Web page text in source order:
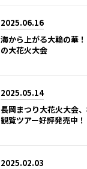
2025.06.16
海から上がる大輪の華
の大花火大会
2025.05.14
長岡まつり大花火大会
観覧ツアー好評発売中！
2025.02.03